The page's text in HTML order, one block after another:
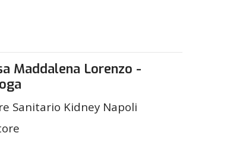
Maddalena Lorenzo -
Sanitario Kidney Napoli